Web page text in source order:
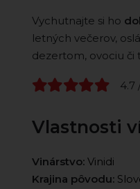
Vychutnajte si ho
letných večerov,
dezertom, ovociu či
4.7
Vlastnosti
Vinárstvo: Vinidi
Krajina pôvodu: